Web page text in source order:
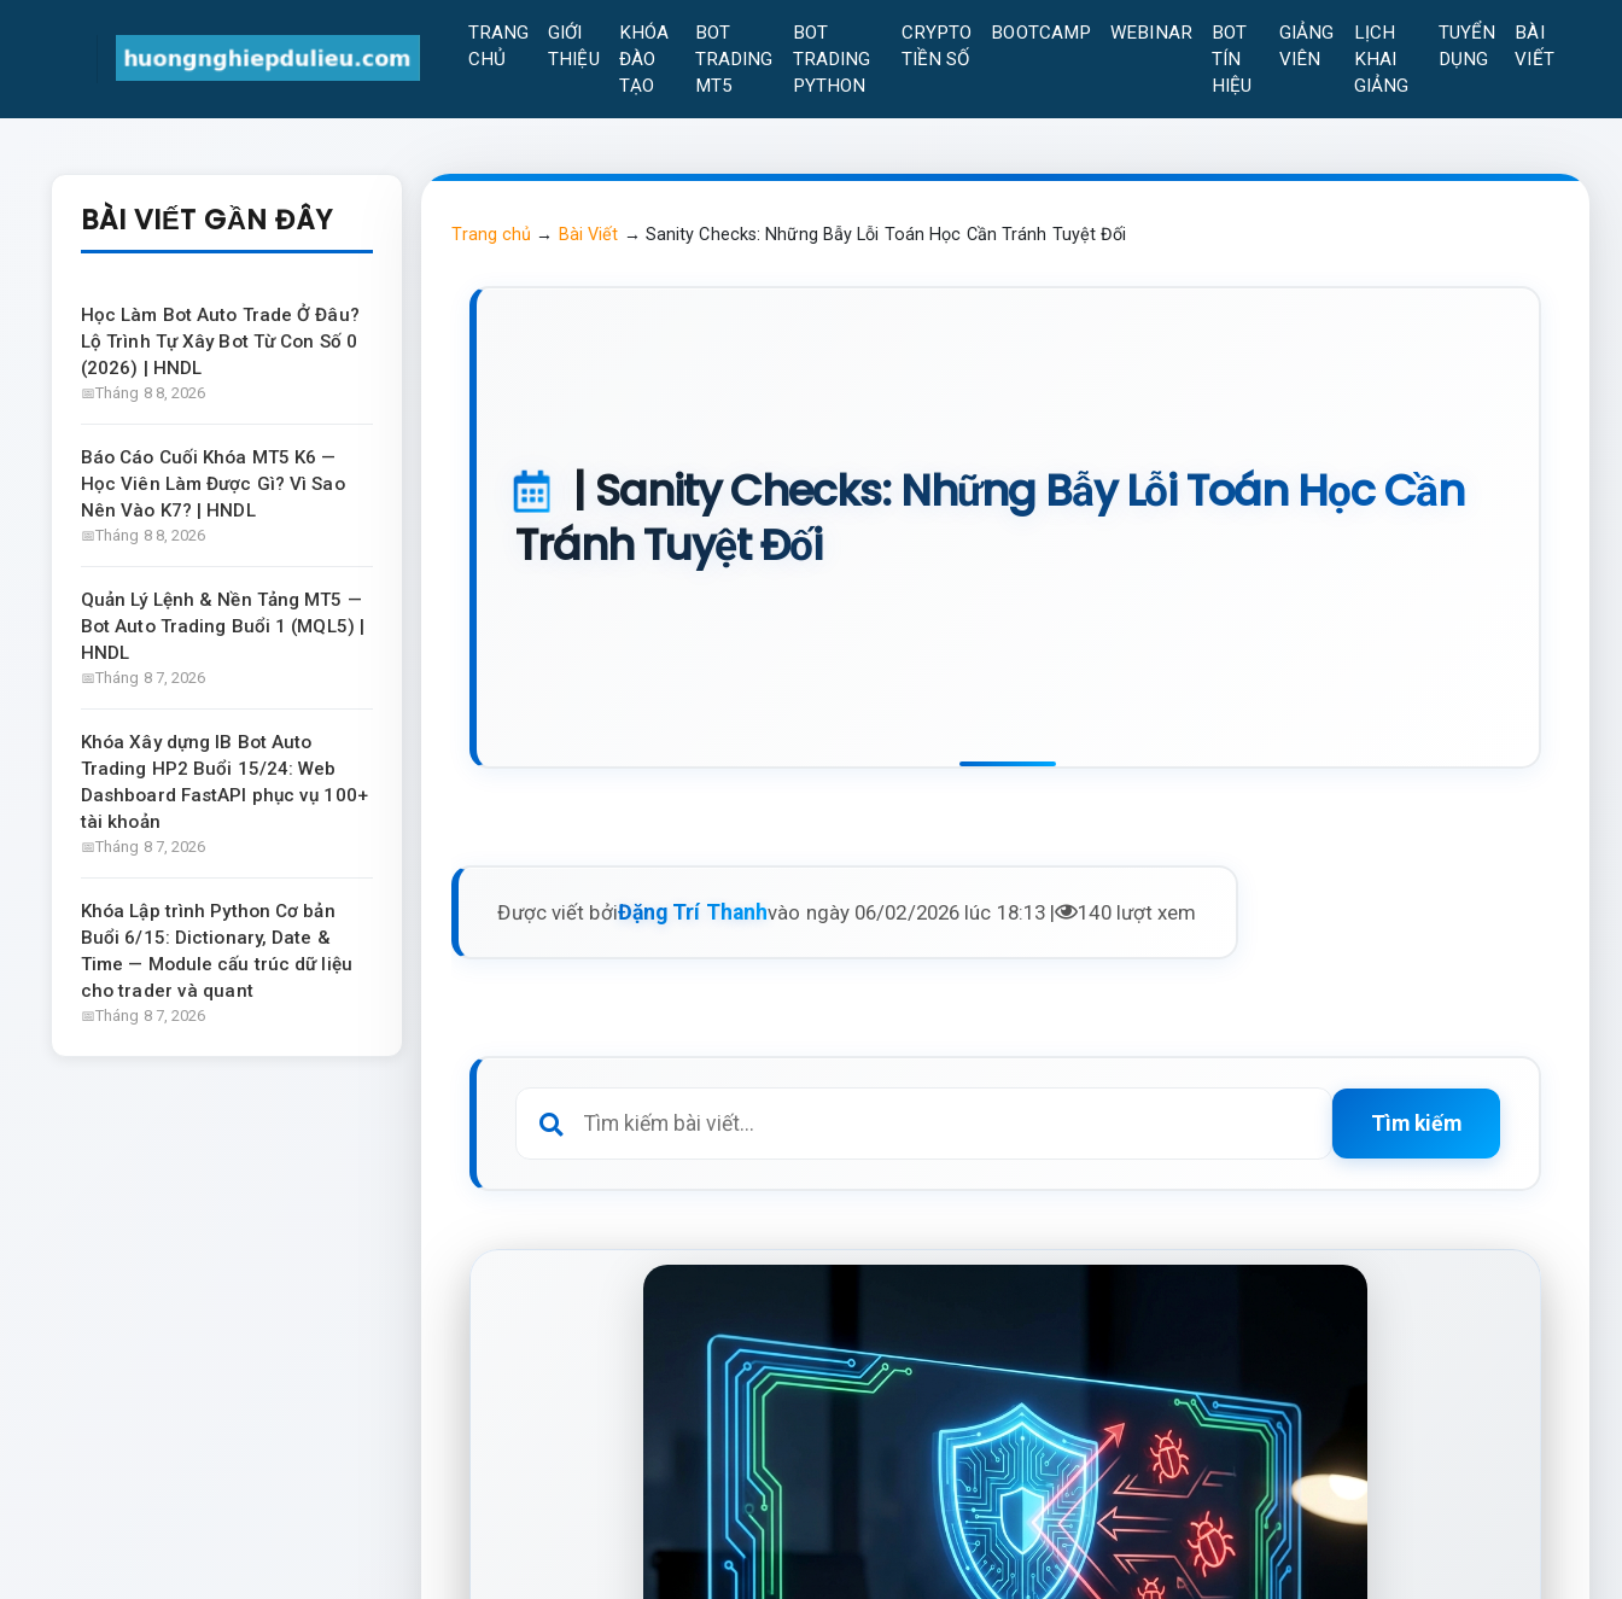
TRANG
CHỦ
GIỚI
THIỆU
KHÓA
ĐÀO
TẠO
BOT
TRADING
MT5
BOT
TRADING
PYTHON
CRYPTO
TIỀN SỐ
BOOTCAMP WEBINAR
BOT
TÍN
HIỆU
GIẢNG
VIÊN
LỊCH
KHAI
GIẢNG
TUYỂN
DỤNG
BÀI
VIẾT
BÀI VIẾT GẦN ĐÂY
Học Làm Bot Auto Trade Ở Đâu?
Lộ Trình Tự Xây Bot Từ Con Số 0
(2026) | HNDL
Tháng 8 8, 2026
Báo Cáo Cuối Khóa MT5 K6 —
Học Viên Làm Được Gì? Vì Sao
Nên Vào K7? | HNDL
Tháng 8 8, 2026
Quản Lý Lệnh & Nền Tảng MT5 —
Bot Auto Trading Buổi 1 (MQL5) |
HNDL
Tháng 8 7, 2026
Khóa Xây dựng IB Bot Auto
Trading HP2 Buổi 15/24: Web
Dashboard FastAPI phục vụ 100+
tài khoản
Tháng 8 7, 2026
Khóa Lập trình Python Cơ bản
Buổi 6/15: Dictionary, Date &
Time — Module cấu trúc dữ liệu
cho trader và quant
Tháng 8 7, 2026
Trang chủ → Bài Viết → Sanity Checks: Những Bẫy Lỗi Toán Học Cần Tránh Tuyệt Đối
| Sanity Checks: Những Bẫy Lỗi Toán Học Cần
Tránh Tuyệt Đối
Được viết bởiĐặng Trí Thanhvào ngày 06/02/2026 lúc 18:13 | 140 lượt xem
Tìm kiếm